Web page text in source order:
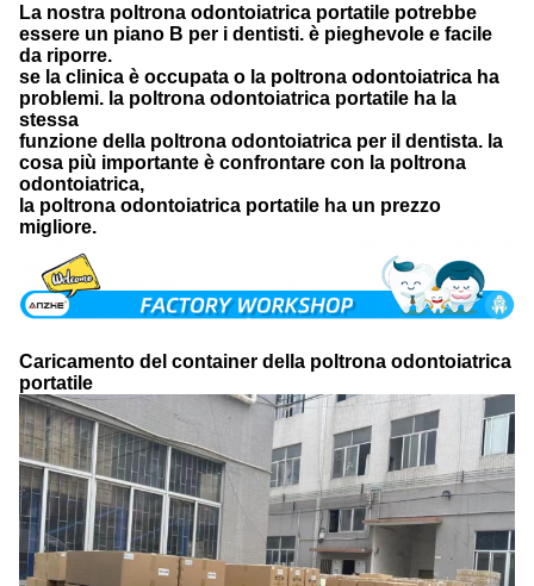
La nostra poltrona odontoiatrica portatile potrebbe
essere un piano B per i dentisti. è pieghevole e facile
da riporre.
se la clinica è occupata o la poltrona odontoiatrica ha
problemi. la poltrona odontoiatrica portatile ha la
stessa
funzione della poltrona odontoiatrica per il dentista. la
cosa più importante è confrontare con la poltrona
odontoiatrica,
la poltrona odontoiatrica portatile ha un prezzo
migliore.
Caricamento del container della poltrona odontoiatrica
portatile